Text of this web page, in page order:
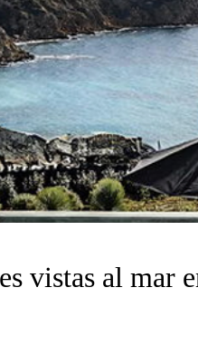
vistas al mar